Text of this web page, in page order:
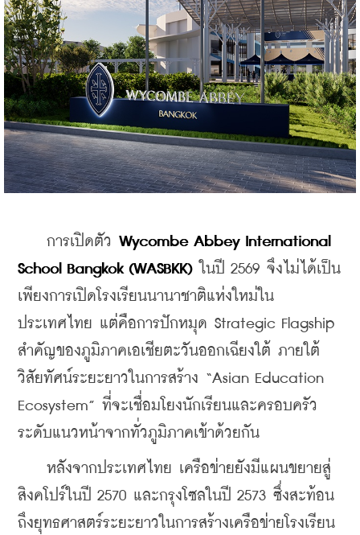
การเปิดตัว Wycombe Abbey International
School Bangkok (WASBKK) ในปี 2569 จึงไม่ได้เป็น
เพียงการเปิดโรงเรียนนานาชาติแห่งใหม่ใน
ประเทศไทย แต่คือการปักหมุด Strategic Flagship
สำคัญของภูมิภาคเอเชียตะวันออกเฉียงใต้ ภายใต้
วิสัยทัศน์ระยะยาวในการสร้าง “Asian Education
Ecosystem” ที่จะเชื่อมโยงนักเรียนและครอบครัว
ระดับแนวหน้าจากทั่วภูมิภาคเข้าด้วยกัน
หลังจากประเทศไทย เครือข่ายยังมีแผนขยายสู่
สิงคโปร์ในปี 2570 และกรุงโซลในปี 2573 ซึ่งสะท้อน
ถึงยุทธศาสตร์ระยะยาวในการสร้างเครือข่ายโรงเรียน